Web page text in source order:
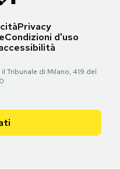
Privacy
Condizioni d'uso
Tribunale di Milano, 419 del